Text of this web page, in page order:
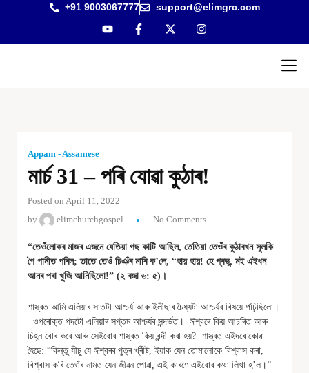
+91 9003067777 support@elimgrc.com
Appam - Assamese
মার্চ 31 – পৰি যোৱা কুঠাৰ!
Posted on April 11, 2022
by
elimchurchgospel No Comments
“তেওঁলোকৰ মাজৰ এজনে যেতিয়া গছ কাটি আছিল, তেতিয়া তেওঁৰ কুঠাৰখন সুলকি
গৈ পানীত পৰিল; তাতে তেওঁ চিঞঁৰ মাৰি ক’লে, “হায় হায়! হে প্ৰভু, মই এইখন
আনৰ পৰা খুজি আনিছিলো!” (২ ৰজা ৬: ৫)।
শাস্ত্ৰত আমি এলিয়াৰ সাতটা আশ্চৰ্য আৰু ইলীছাৰ চৈধ্যটা আশ্চৰ্যৰ বিষয়ে পঢ়িছিলো।
ওপৰোক্ত পদটো এলিয়াৰ সপ্তম আশ্চৰ্যৰ সন্দৰ্ভত। ঈশ্বৰে কিয় আচৰিত আৰু
চিহ্ন বোৰ কৰে আৰু সেইবোৰ শাস্ত্ৰত কিয় বন্দী কৰা হয়? শাস্ত্ৰত এইদৰে কোৱা
হৈছে: “কিন্তু যীচু যে ঈশ্বৰৰ পুত্ৰ খ্ৰীষ্ট, ইয়াক যেন তোমালোকে বিশ্বাস কৰা,
বিশ্বাস কৰি তেওঁৰ নামত যেন জীৱন পোৱা, এই কাৰণে এইবোৰ কথা লিখা হ’ল।”